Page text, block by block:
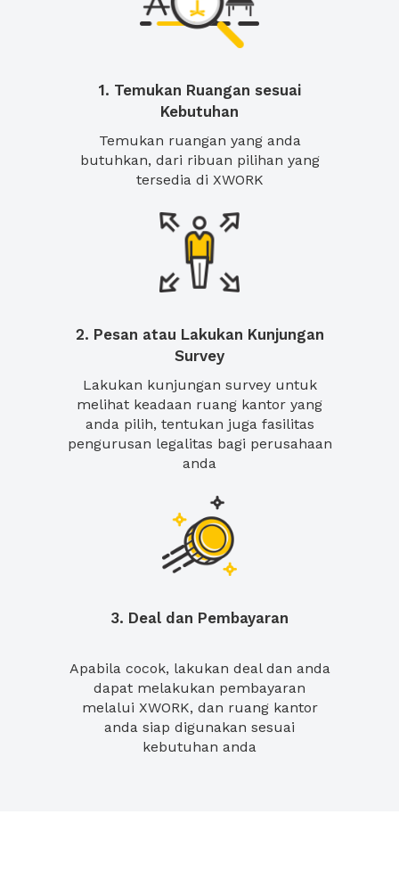
1. Temukan Ruangan sesuai
Kebutuhan
Temukan ruangan yang anda
butuhkan, dari ribuan pilihan yang
tersedia di XWORK
2. Pesan atau Lakukan Kunjungan
Survey
Lakukan kunjungan survey untuk
melihat keadaan ruang kantor yang
anda pilih, tentukan juga fasilitas
pengurusan legalitas bagi perusahaan
anda
3. Deal dan Pembayaran
Apabila cocok, lakukan deal dan anda
dapat melakukan pembayaran
melalui XWORK, dan ruang kantor
anda siap digunakan sesuai
kebutuhan anda